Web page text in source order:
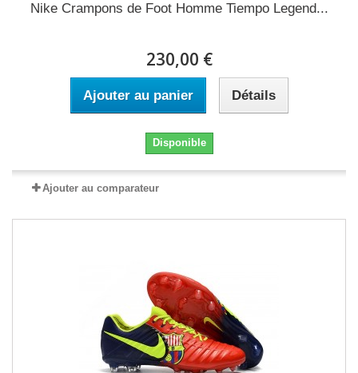
Nike Crampons de Foot Homme Tiempo Legend...
230,00 €
Ajouter au panier Détails
Disponible
Ajouter au comparateur